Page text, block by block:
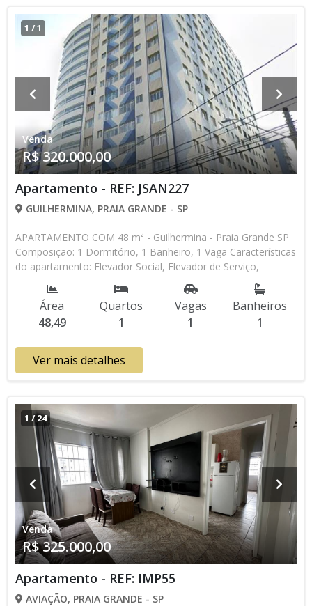
1 /1
Venda
R$ 320.000,00
Apartamento - REF: JSAN227
GUILHERMINA, PRAIA GRANDE - SP
APARTAMENTO COM 48 m² - Guilhermina - Praia Grande SP
Composição: 1 Dormitório, 1 Banheiro, 1 Vaga Características
do apartamento: Elevador Social, Elevador de Serviço,
Interfone, Predio Frente Mar * Os valores e disponibilidade
podem ser alterados sem prévio aviso. Favor verificar
entrando em contato com nossa equipe
Área
48,49
Quartos
1
Vagas
1
Banheiros
1
Ver mais detalhes
1 /24
Venda
R$ 325.000,00
Apartamento - REF: IMP55
AVIAÇÃO, PRAIA GRANDE - SP